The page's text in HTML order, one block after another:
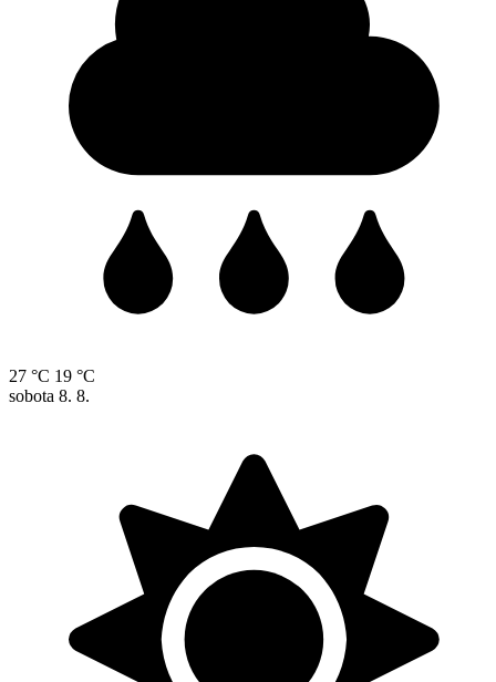
27 °C 19 °C
sobota 8. 8.